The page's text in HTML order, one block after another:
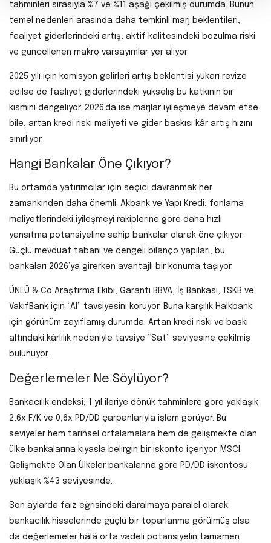
tahminleri sırasıyla %7 ve %11 aşağı çekilmiş durumda. Bunun
temel nedenleri arasında daha temkinli marj beklentileri,
faaliyet giderlerindeki artış, aktif kalitesindeki bozulma riski
ve güncellenen makro varsayımlar yer alıyor.
2025 yılı için komisyon gelirleri artış beklentisi yukarı revize
edilse de faaliyet giderlerindeki yükseliş bu katkının bir
kısmını dengeliyor. 2026’da ise marjlar iyileşmeye devam etse
bile, artan kredi riski maliyeti ve gider baskısı kâr artış hızını
sınırlıyor.
Hangi Bankalar Öne Çıkıyor?
Bu ortamda yatırımcılar için seçici davranmak her
zamankinden daha önemli. Akbank ve Yapı Kredi, fonlama
maliyetlerindeki iyileşmeyi rakiplerine göre daha hızlı
yansıtma potansiyeline sahip bankalar olarak öne çıkıyor.
Güçlü mevduat tabanı ve dengeli bilanço yapıları, bu
bankaları 2026’ya girerken avantajlı bir konuma taşıyor.
ÜNLÜ & Co Araştırma Ekibi; Garanti BBVA, İş Bankası, TSKB ve
VakıfBank için “Al” tavsiyesini koruyor. Buna karşılık Halkbank
için görünüm zayıflamış durumda. Artan kredi riski ve baskı
altındaki kârlılık nedeniyle tavsiye “Sat” seviyesine çekilmiş
bulunuyor.
Değerlemeler Ne Söylüyor?
Bankacılık endeksi, 1 yıl ileriye dönük tahminlere göre yaklaşık
2,6x F/K ve 0,6x PD/DD çarpanlarıyla işlem görüyor. Bu
seviyeler hem tarihsel ortalamalara hem de gelişmekte olan
ülke bankalarına kıyasla belirgin bir iskonto içeriyor. MSCI
Gelişmekte Olan Ülkeler bankalarına göre PD/DD iskontosu
yaklaşık %43 seviyesinde.
Son aylarda faiz eğrisindeki daralmaya paralel olarak
bankacılık hisselerinde güçlü bir toparlanma görülmüş olsa
da değerlemeler hâlâ orta vadeli potansiyelin tamamen